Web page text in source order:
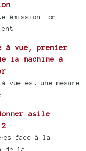
émission, on
à vue, premier
la machine à
vue est une mesure
asile.
face à la
de la